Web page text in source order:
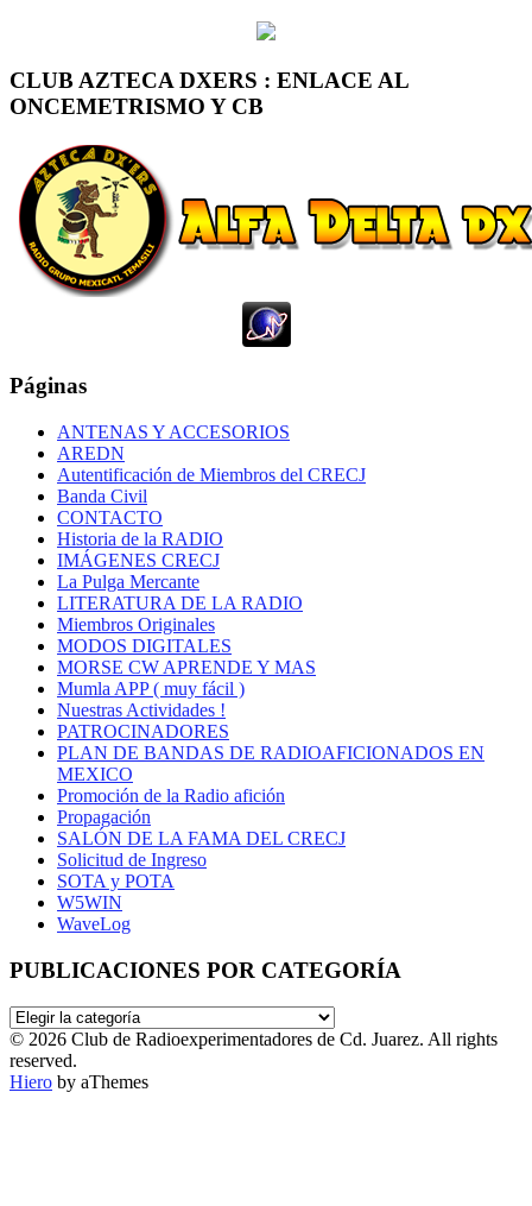
CLUB AZTECA DXERS : ENLACE AL
ONCEMETRISMO Y CB
Páginas
ANTENAS Y ACCESORIOS
AREDN
Autentificación de Miembros del CRECJ
Banda Civil
CONTACTO
Historia de la RADIO
IMÁGENES CRECJ
La Pulga Mercante
LITERATURA DE LA RADIO
Miembros Originales
MODOS DIGITALES
MORSE CW APRENDE Y MAS
Mumla APP ( muy fácil )
Nuestras Actividades !
PATROCINADORES
PLAN DE BANDAS DE RADIOAFICIONADOS EN
MEXICO
Promoción de la Radio afición
Propagación
SALÓN DE LA FAMA DEL CRECJ
Solicitud de Ingreso
SOTA y POTA
W5WIN
WaveLog
PUBLICACIONES POR CATEGORÍA
PUBLICACIONES
POR
CATEGORÍA
© 2026 Club de Radioexperimentadores de Cd. Juarez. All rights
reserved.
Hiero by aThemes